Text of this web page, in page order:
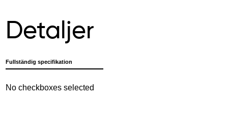
Detaljer
Fullständig specifikation
No checkboxes selected